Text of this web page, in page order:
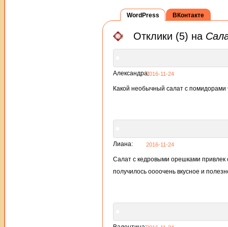
WordPress
Отклики (5) на
Александра:2016-11-24
Какой необычный салат с
Лиана: 2016-11-24
Салат с кедровыми орешками привлек
получилось оооочень вкусное и
ВКонтакте